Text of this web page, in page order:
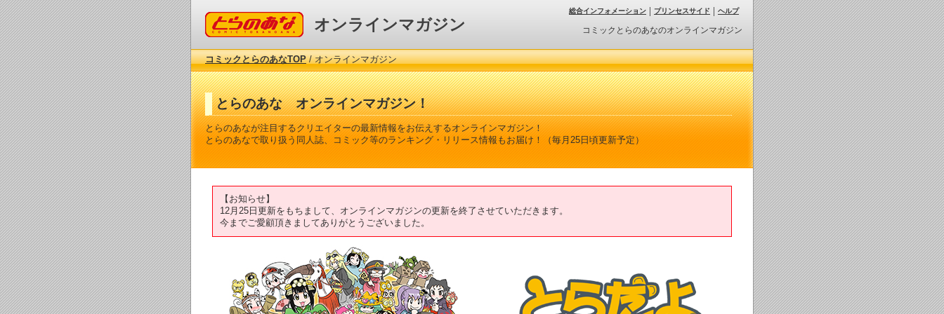
コミックとらのあな オンラインマガジン コミックとらのあなのオンラインマガジン
総合インフォメーション プリンセスサイド ヘルプ
コミックとらのあなTOP/ オンラインマガジン
とらのあな オンラインマガジン！
とらのあなが注目するクリエイターの最新情報をお伝えするオンラインマガジン！
とらのあなで取り扱う同人誌、コミック等のランキング・リリース情報もお届け！（毎月25日頃更新予定）
【お知らせ】
12月25日更新をもちまして、オンラインマガジンの更新を終了させていただきます。
今までご愛顧頂きましてありがとうございました。